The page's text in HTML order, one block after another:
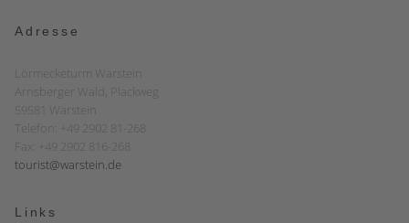
Adresse
Lörmecketurm Warstein
Arnsberger Wald, Plackweg
59581 Warstein
Telefon: +49 2902 81-268
Fax: +49 2902 816-268
tourist@warstein.de
Links